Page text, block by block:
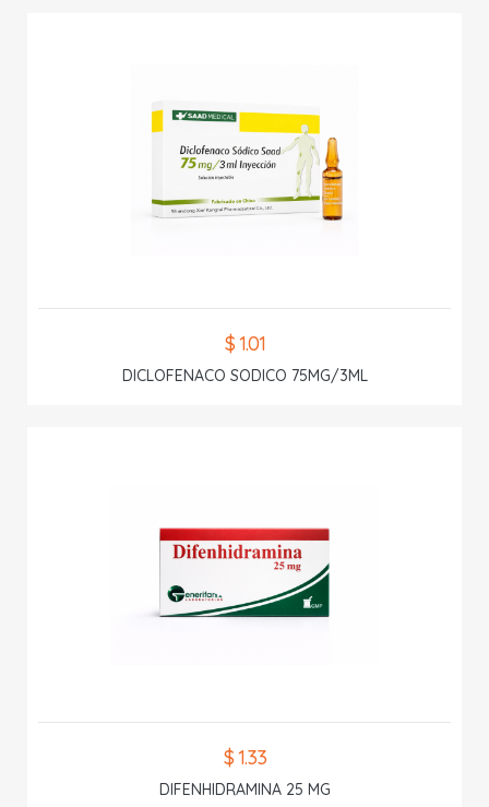
$ 1.01
DICLOFENACO SODICO 75MG/3ML
$ 1.33
DIFENHIDRAMINA 25 MG